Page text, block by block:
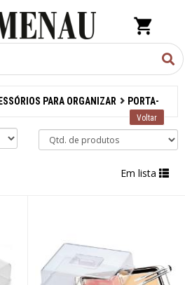
PARA ORGANIZAR
PORTA-
Em lista